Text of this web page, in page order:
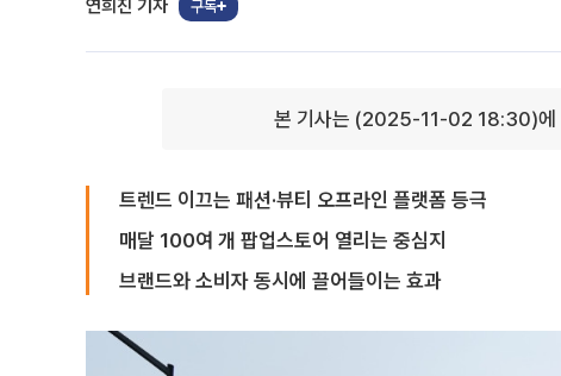
연희진 기자 구독
본 기사는 (2025-11-02 18:30)에
트렌드 이끄는 패션·뷰티 오프라인 플랫폼 등극
매달 100여 개 팝업스토어 열리는 중심지
브랜드와 소비자 동시에 끌어들이는 효과